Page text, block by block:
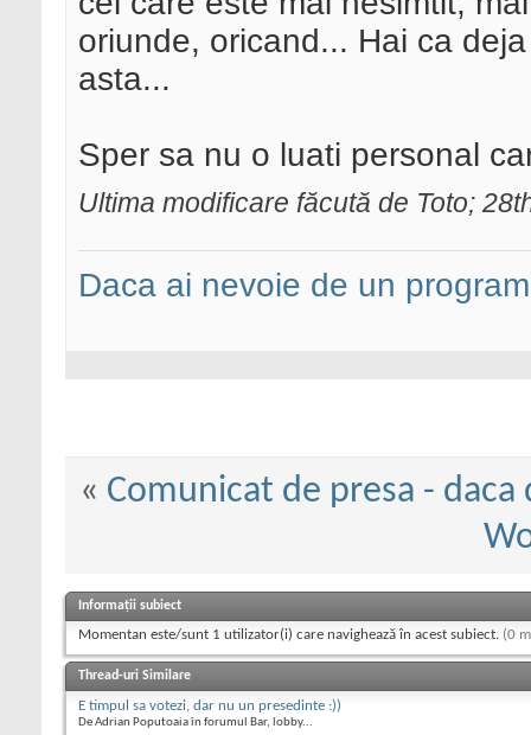
oriunde, oricand... Hai ca
asta...
Sper sa nu o luati personal
Ultima modificare făcută de Toto;
Daca ai nevoie de un
« Comunicat de presa -
Informații subiect
Momentan este/sunt 1 utilizator(i) care navighează în acest subiect. (0
Thread-uri Similare
E timpul sa votezi, dar nu un presedinte :))
De Adrian Poputoaia în forumul Bar, lobby...